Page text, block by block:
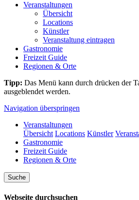
Veranstaltungen
Übersicht
Locations
Künstler
Veranstaltung eintragen
Gastronomie
Freizeit Guide
Regionen & Orte
Tipp: Das Menü kann durch drücken der
ausgeblendet werden.
Navigation überspringen
Veranstaltungen
Übersicht Locations Künstler
Gastronomie
Freizeit Guide
Regionen & Orte
Suche
Webseite durchsuchen